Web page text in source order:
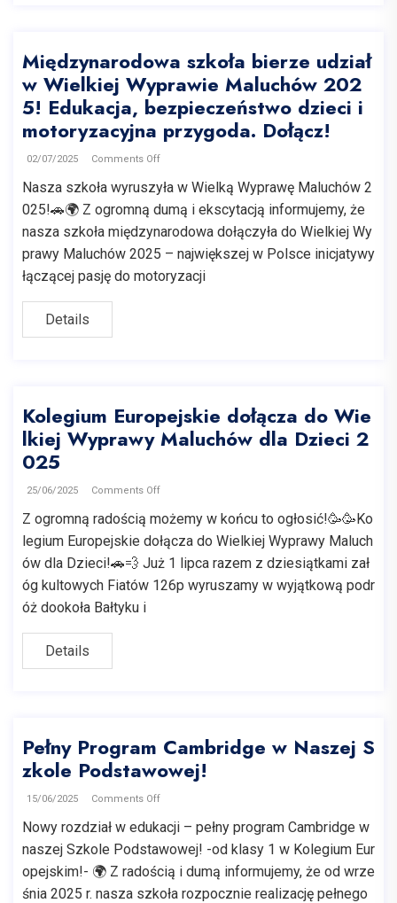
Międzynarodowa szkoła bierze udział
w Wielkiej Wyprawie Maluchów 202
5! Edukacja, bezpieczeństwo dzieci i
motoryzacyjna przygoda. Dołącz!
02/07/2025 Comments Off
Nasza szkoła wyruszyła w Wielką Wyprawę Maluchów 2
025!🚗🌍 Z ogromną dumą i ekscytacją informujemy, że
nasza szkoła międzynarodowa dołączyła do Wielkiej Wy
prawy Maluchów 2025 – największej w Polsce inicjatywy
łączącej pasję do motoryzacji
Details
Kolegium Europejskie dołącza do Wie
lkiej Wyprawy Maluchów dla Dzieci 2
025
25/06/2025 Comments Off
Z ogromną radością możemy w końcu to ogłosić!🥳🥳Ko
legium Europejskie dołącza do Wielkiej Wyprawy Maluch
ów dla Dzieci!🚗💨 Już 1 lipca razem z dziesiątkami zał
óg kultowych Fiatów 126p wyruszamy w wyjątkową podr
óż dookoła Bałtyku i
Details
Pełny Program Cambridge w Naszej S
zkole Podstawowej!
15/06/2025 Comments Off
Nowy rozdział w edukacji – pełny program Cambridge w
naszej Szkole Podstawowej! -od klasy 1 w Kolegium Eur
opejskim!- 🌍 Z radością i dumą informujemy, że od wrze
śnia 2025 r. nasza szkoła rozpocznie realizację pełnego